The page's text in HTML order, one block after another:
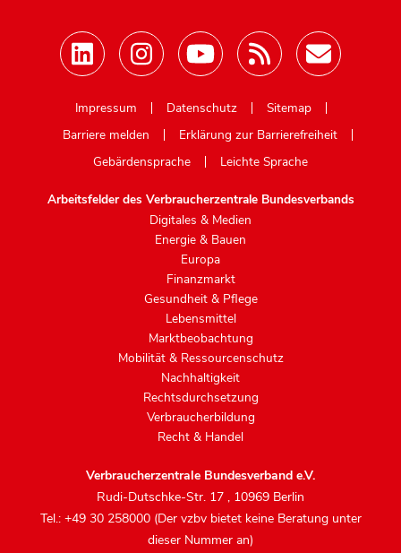
Impressum
Datenschutz
Sitemap
Barriere melden
Erklärung zur Barrierefreiheit
Gebärdensprache
Leichte Sprache
Arbeitsfelder des Verbraucherzentrale Bundesverbands
Digitales & Medien
Energie & Bauen
Europa
Finanzmarkt
Gesundheit & Pflege
Lebensmittel
Marktbeobachtung
Mobilität & Ressourcenschutz
Nachhaltigkeit
Rechtsdurchsetzung
Verbraucherbildung
Recht & Handel
Verbraucherzentrale Bundesverband e.V.
Rudi-Dutschke-Str. 17 , 10969 Berlin
Tel.: +49 30 258000 (Der vzbv bietet keine Beratung unter
dieser Nummer an)